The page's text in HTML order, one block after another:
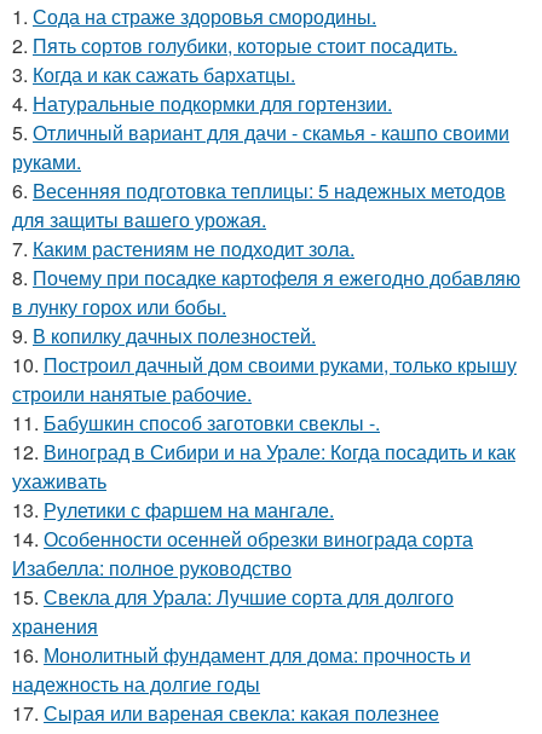
1. Сода на страже здоровья смородины.
2. Пять сортов голубики, которые стоит посадить.
3. Когда и как сажать бархатцы.
4. Натуральные подкормки для гортензии.
5. Отличный вариант для дачи - скамья - кашпо своими
руками.
6. Весенняя подготовка теплицы: 5 надежных методов
для защиты вашего урожая.
7. Каким растениям не подходит зола.
8. Почему при посадке картофеля я ежегодно добавляю
в лунку горох или бобы.
9. В копилку дачных полезностей.
10. Построил дачный дом своими руками, только крышу
строили нанятые рабочие.
11. Бабушкин способ заготовки свеклы -.
12. Виноград в Сибири и на Урале: Когда посадить и как
ухаживать
13. Рулетики с фаршем на мангале.
14. Особенности осенней обрезки винограда сорта
Изабелла: полное руководство
15. Свекла для Урала: Лучшие сорта для долгого
хранения
16. Монолитный фундамент для дома: прочность и
надежность на долгие годы
17. Сырая или вареная свекла: какая полезнее